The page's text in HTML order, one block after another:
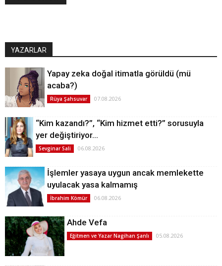
YAZARLAR
Yapay zeka doğal itimatla görüldü (mü
acaba?)
Rüya Şahsuvar 07.08.2026
“Kim kazandı?”, “Kim hizmet etti?” sorusuyla
yer değiştiriyor…
Sevginar Sali 06.08.2026
İşlemler yasaya uygun ancak memlekette
uyulacak yasa kalmamış
İbrahim Kömür 06.08.2026
Ahde Vefa
Eğitmen ve Yazar Nagihan Şanlı 05.08.2026